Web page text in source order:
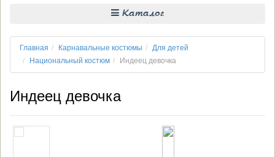
Каталог
Главная Карнавальные костюмы
Для детей
Национальный костюм
Индеец девочка
Индеец девочка